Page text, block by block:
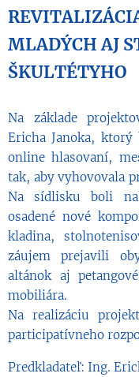
MLADÝCH AJ
ŠKULTÉTYHO
Na základe
Ericha Janoka,
online hlasovaní,
tak, aby vyhovovala
Na sídlisku boli
osadené nové
kladina,
záujem prejavili
altánok aj
mobiliára.
Na realizáciu
participatívneho
Predkladateľ: Ing.